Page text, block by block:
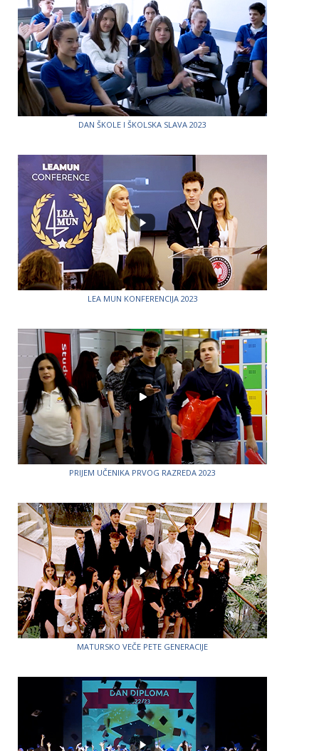
DAN ŠKOLE I ŠKOLSKA SLAVA 2023
LEA MUN KONFERENCIJA 2023
PRIJEM UČENIKA PRVOG RAZREDA 2023
MATURSKO VEČE PETE GENERACIJE